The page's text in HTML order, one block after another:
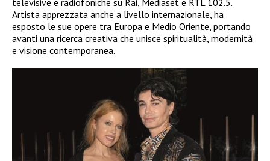
televisive e radiofoniche su Rai, Mediaset e RTL 102.5.
Artista apprezzata anche a livello internazionale, ha
esposto le sue opere tra Europa e Medio Oriente, portando
avanti una ricerca creativa che unisce spiritualità, modernità
e visione contemporanea.